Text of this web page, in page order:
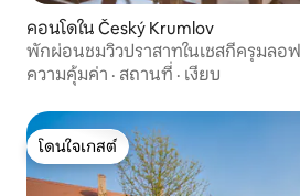
คอนโดใน Český Krumlov
พักผ่อนชมวิวปราสาทในเชสกีครุมลอฟ
ความคุ้มค่า · สถานที่ · เงียบ
โดนใจเกสต์
โดนใจเกสต์